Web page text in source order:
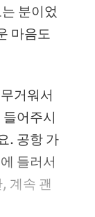
분이었
마음도
거워서
어주시
. 공항 가
들러서
계속 괜